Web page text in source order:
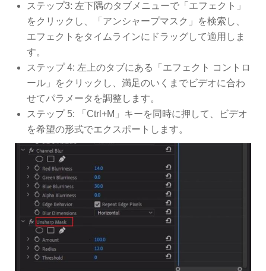
ステップ3: 左下隅のタブメニューで「エフェクト」
をクリックし、「アンシャープマスク」を検索し、
エフェクトをタイムラインにドラッグして適用しま
す。
ステップ 4: 左上のタブにある「エフェクト コントロ
ール」をクリックし、満足のいくまでビデオに合わ
せてパラメータを調整します。
ステップ 5: 「Ctrl+M」キーを同時に押して、ビデオ
を希望の形式でエクスポートします。